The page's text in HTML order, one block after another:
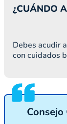
¿CUÁNDO
Debes acudir
con cuidados